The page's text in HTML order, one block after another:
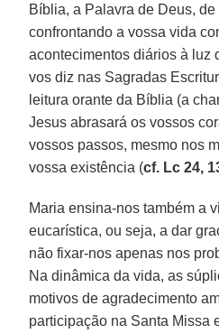
Bíblia, a Palavra de Deus,
confrontando a vossa vida
acontecimentos diários à luz
vos diz nas Sagradas
leitura orante da Bíblia (a
Jesus abrasará os vossos
vossos passos, mesmo nos
vossa existência (cf. Lc 24,
Maria ensina-nos também a
eucarística, ou seja, a dar
não fixar-nos apenas nos
Na dinâmica da vida, as
motivos de agradecimento
participação na Santa Missa